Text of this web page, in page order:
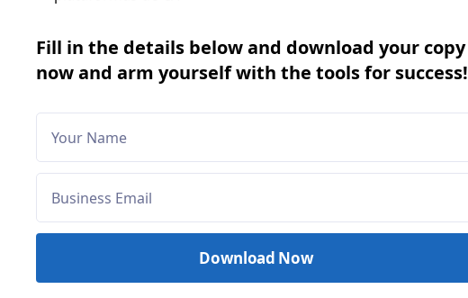
Fill in the details below and download your copy
now and arm yourself with the tools for success!